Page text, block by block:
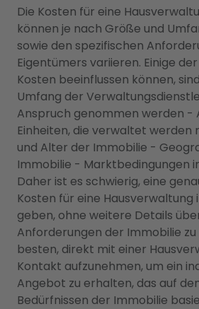
Die Kosten für eine
können je nach Größe und
sowie den spezifischen
Eigentümers variieren. Einige
Kosten beeinflussen können,
Umfang der
Anspruch genommen werden -
Einheiten, die verwaltet werden
und Alter der Immobilie -
Immobilie - Marktbedingungen
Daher ist es schwierig, eine
Kosten für eine Hausverwaltung
geben, ohne weitere Details
Anforderungen der Immobilie zu
besten, direkt mit einer
Kontakt aufzunehmen, um ein
Angebot zu erhalten, das auf
Bedürfnissen der Immobilie